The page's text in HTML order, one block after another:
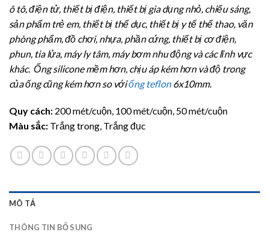
ô tô, điện tử, thiết bị điện, thiết bị gia dụng nhỏ, chiếu sáng,
sản phẩm trẻ em, thiết bị thể dục, thiết bị y tế thể thao, văn
phòng phẩm, đồ chơi, nhựa, phần cứng, thiết bị cơ điện,
phun, tia lửa, máy ly tâm, máy bơm nhu động và các lĩnh vực
khác. Ống silicone mềm hơn, chịu áp kém hơn và độ trong
của ống cũng kém hơn so vớiống teflon6x10mm.
Quy cách: 200 mét/cuộn, 100 mét/cuộn, 50 mét/cuộn
Màu sắc: Trắng trong, Trắng đục
MÔ TẢ
THÔNG TIN BỔ SUNG